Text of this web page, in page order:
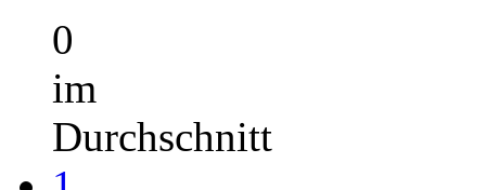
0
im
Durchschnitt